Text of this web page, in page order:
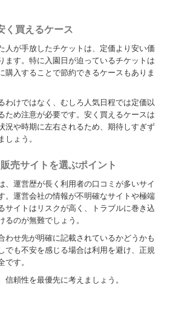
く買えるケース
人が手放したチケットは、定価より安い価
ます。特に入園日が迫っているチケットは
購入することで節約できるケースもありま
わけではなく、むしろ人気日程では定価以
ため注意が必要です。安く買えるケースは
況や時期に左右されるため、期待しすぎず
しょう。
売サイトを選ぶポイント
、運営歴が長く利用者の口コミが多いサイ
。運営会社の情報が不明確なサイトや極端
サイトはリスクが高く、トラブルに巻き込
るのが無難でしょう。
わせ先が明確に記載されているかどうかも
でも不安を感じる場合は利用を避け、正規
です。
頼性を最優先に考えましょう。